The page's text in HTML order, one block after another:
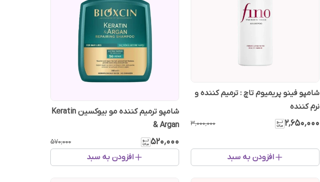
شامپو فینو پریمیوم تاچ : ترمیم کننده و
نرم کننده
۲٬۶۵۰٬۰۰۰ ۳٬۰۰۰٬۰۰۰
افزودن به سبد
شامپو ترمیم کننده مو بیوکسین Keratin
& Argan
۵۲۰٬۰۰۰ ۵۷۰٬۰۰۰
افزودن به سبد